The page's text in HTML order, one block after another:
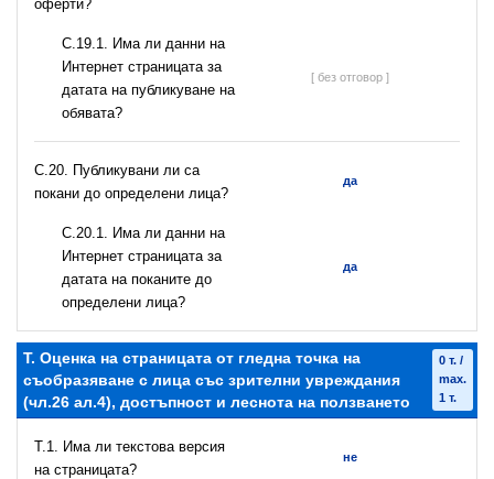
оферти?
С.19.1. Има ли данни на
Интернет страницата за
датата на публикуване на
обявата?
[ без отговор ]
С.20. Публикувани ли са
покани до определени лица?
да
С.20.1. Има ли данни на
Интернет страницата за
датата на поканите до
определени лица?
да
T. Оценка на страницата от гледна точка на
съобразяване с лица със зрителни увреждания
(чл.26 ал.4), достъпност и леснота на ползването
0 т. /
max.
1 т.
T.1. Има ли текстова версия
на страницата?
не